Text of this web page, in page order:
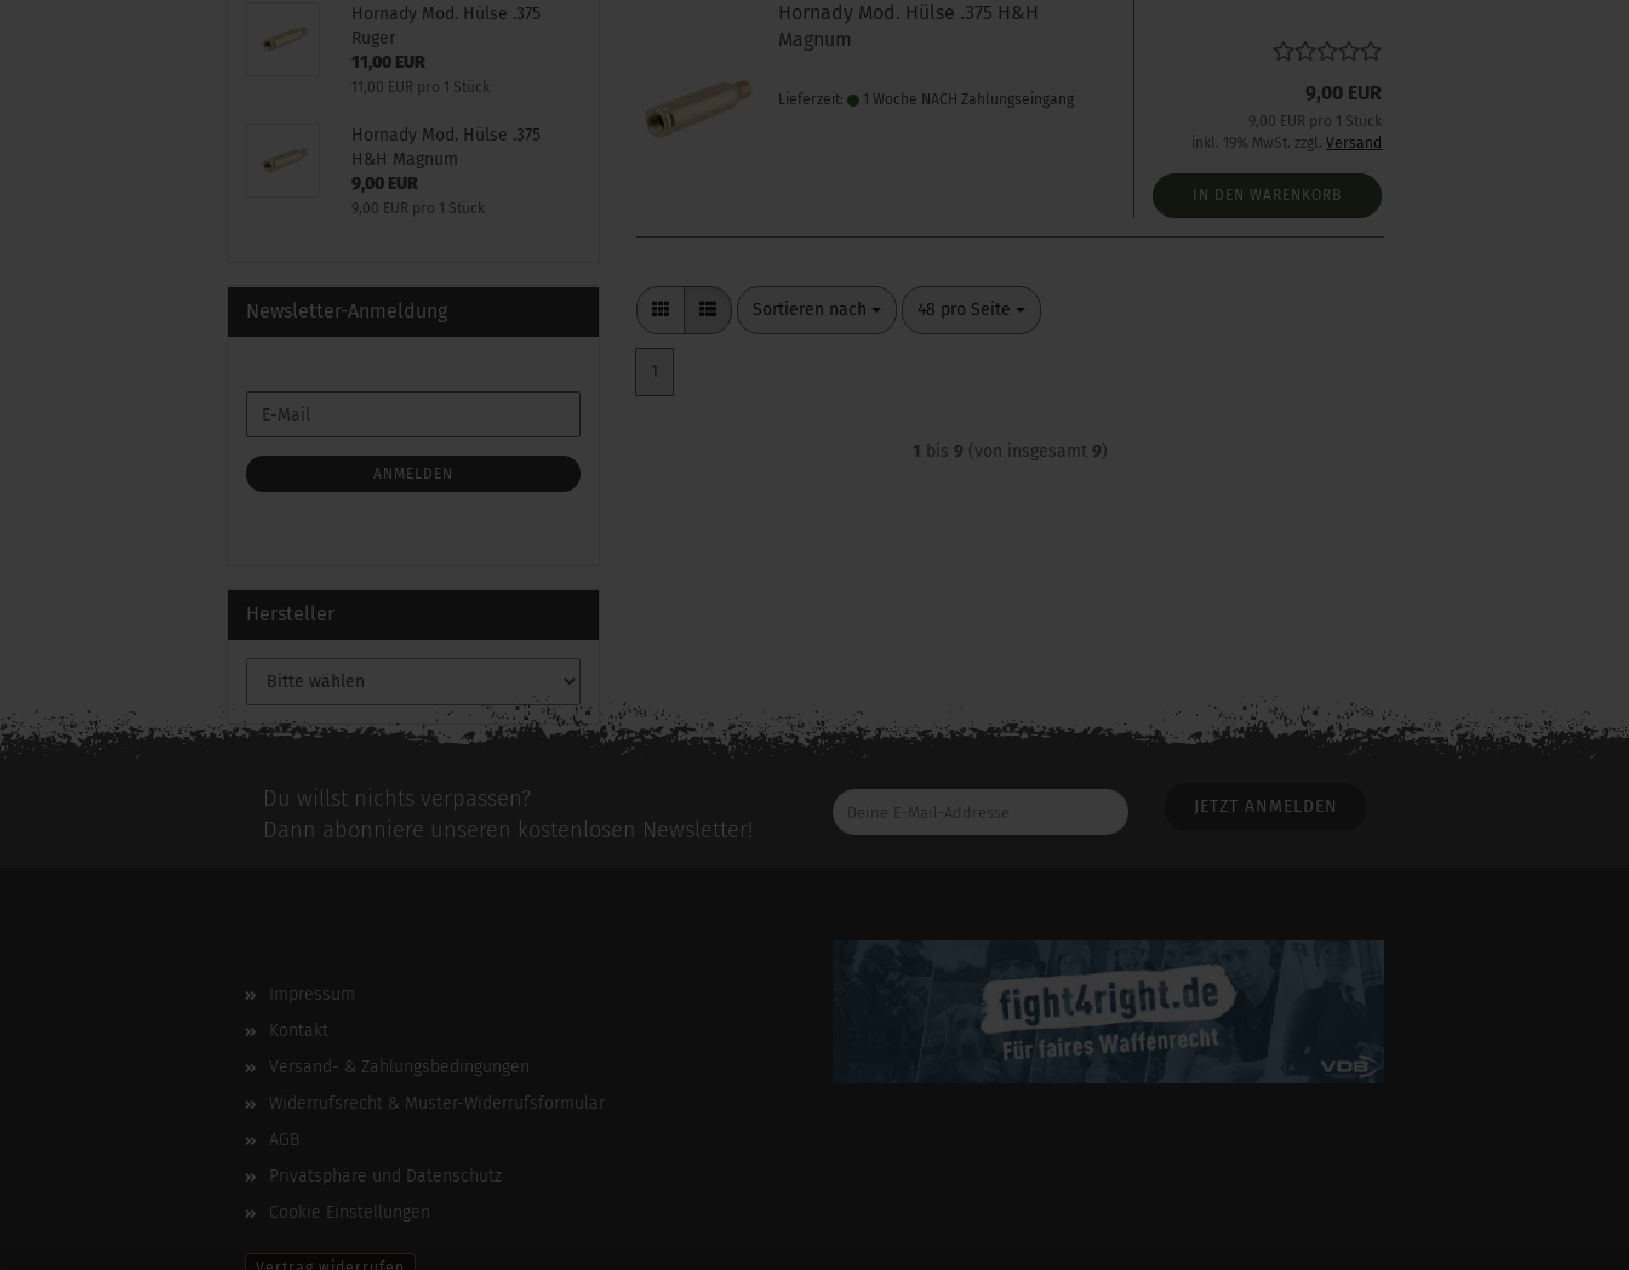
Hornady Mod. Hülse .375 H&H
Magnum
Lieferzeit: 1 Woche NACH Zahlungseingang 9,00 EUR
9,00 EUR pro 1 Stück
inkl. 19% MwSt. zzgl.Versand
IN DEN WARENKORB
Sortieren nach
Sortieren nach 48 pro Seite
pro Seite
1
1 bis 9 (von insgesamt 9)
Hornady Mod. Hülse .375
Ruger
11,00 EUR
11,00 EUR pro 1 Stück
Hornady Mod. Hülse .375
H&H Magnum
9,00 EUR
9,00 EUR pro 1 Stück
Newsletter-Anmeldung
ZUR
ANMELDUNG
E-
Mail
ANMELDEN
Hersteller
Du willst nichts verpassen?
Dann abonniere unseren kostenlosen Newsletter!
Deine
E-
Impressum
Kontakt
Versand- & Zahlungsbedingungen
Widerrufsrecht & Muster-Widerrufsformular
AGB
Privatsphäre und Datenschutz
Cookie Einstellungen